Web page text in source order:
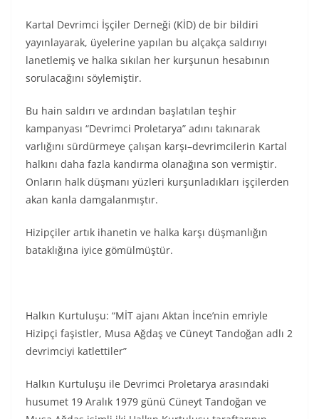
Kartal Devrimci İşçiler Derneği (KİD) de bir bildiri
yayınlayarak, üyelerine yapılan bu alçakça saldırıyı
lanetlemiş ve halka sıkılan her kurşunun hesabının
sorulacağını söylemiştir.
Bu hain saldırı ve ardından başlatılan teşhir
kampanyası “Devrimci Proletarya” adını takınarak
varlığını sürdürmeye çalışan karşı–devrimcilerin Kartal
halkını daha fazla kandırma olanağına son vermiştir.
Onların halk düşmanı yüzleri kurşunladıkları işçilerden
akan kanla damgalanmıştır.
Hizipçiler artık ihanetin ve halka karşı düşmanlığın
bataklığına iyice gömülmüştür.
Halkın Kurtuluşu: “MİT ajanı Aktan İnce’nin emriyle
Hizipçi faşistler, Musa Ağdaş ve Cüneyt Tandoğan adlı 2
devrimciyi katlettiler”
Halkın Kurtuluşu ile Devrimci Proletarya arasındaki
husumet 19 Aralık 1979 günü Cüneyt Tandoğan ve